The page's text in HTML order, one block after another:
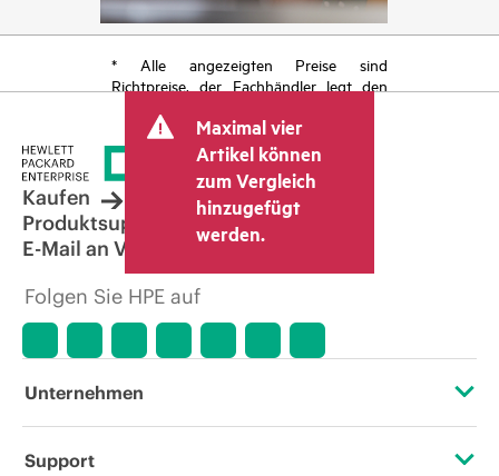
* Alle angezeigten Preise sind
Richtpreise, der Fachhändler legt den
kann weitere Gebühren wie
Mehrwertsteuer und Versandkosten
berücksichtigen. Der vom Fachhändler
festgelegte Transaktionspreis kann von
dem anderer Fachhändler und dem
angezeigten Richtpreis abweichen. Die
Richtpreise können zeitlich begrenzte
Sonderangebote enthalten. HPE behält
sich das Recht vor, jederzeit
Preisanpassungen vorzunehmen, u. a.
Marktbedingungen, der Einstellung von
Produktverfügbarkeit, dem Ende der
Lebensdauer von Werbeaktionen und
Maximal vier
Artikel können
zum Vergleich
hinzugefügt
werden.
Kaufen
Produktsupport
E-Mail an Vertrieb
Folgen Sie HPE auf
Unternehmen
Über HPE
Support